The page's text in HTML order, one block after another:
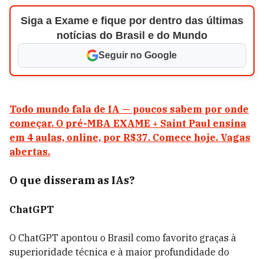
Siga a Exame e fique por dentro das últimas
notícias do Brasil e do Mundo
Seguir no Google
Todo mundo fala de IA — poucos sabem por onde
começar. O pré-MBA EXAME + Saint Paul ensina
em 4 aulas, online, por R$37. Comece hoje. Vagas
abertas.
O que disseram as IAs?
ChatGPT
O ChatGPT apontou o Brasil como favorito graças à
superioridade técnica e à maior profundidade do